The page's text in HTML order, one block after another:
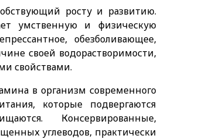
росту и развитию.
умственную и физическую
обезболивающее,
своей водорастворимости,
свойствами.
в организм современного
которые подвергаются
Консервированные,
углеводов, практически